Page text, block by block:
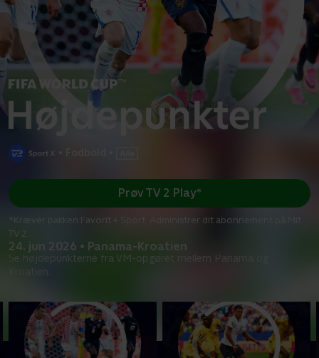
24. jun 2026 • Panama-Kroatien
Se højdepunkterne fra VM-opgøret mellem Panama og
Kroatien.
Prøv TV 2 Play*
*Kræver pakken Favorit + Sport. Administrer dit abonnement på Mit
TV 2.